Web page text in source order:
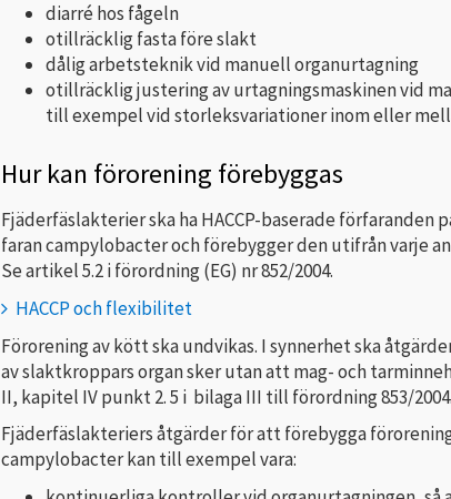
diarré hos fågeln
otillräcklig fasta före slakt
dålig arbetsteknik vid manuell organurtagning
otillräcklig justering av urtagningsmaskinen vid
till exempel vid storleksvariationer inom eller
Hur kan förorening förebyggas
Fjäderfäslakterier ska ha HACCP-baserade förfaranden
faran campylobacter och förebygger den utifrån varje
Se artikel 5.2 i förordning (EG) nr 852/2004.
HACCP och flexibilitet
Förorening av kött ska undvikas. I synnerhet ska
av slaktkroppars organ sker utan att mag- och
II, kapitel IV punkt 2. 5 i bilaga III till förordning 853/2004.
Fjäderfäslakteriers åtgärder för att förebygga
campylobacter kan till exempel vara: